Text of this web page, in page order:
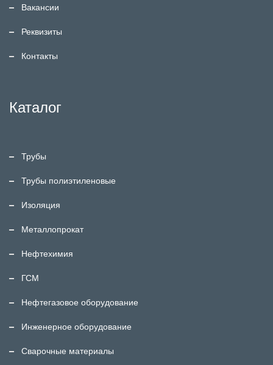
Вакансии
Реквизиты
Контакты
Каталог
Трубы
Трубы полиэтиленовые
Изоляция
Металлопрокат
Нефтехимия
ГСМ
Нефтегазовое оборудование
Инженерное оборудование
Сварочные материалы